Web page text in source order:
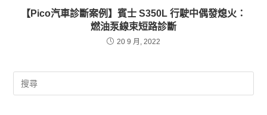
【Pico汽車診斷案例】賓士 S350L 行駛中偶發熄火：
燃油泵線束短路診斷
20 9 月, 2022